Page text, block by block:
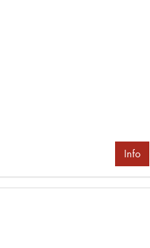
Info